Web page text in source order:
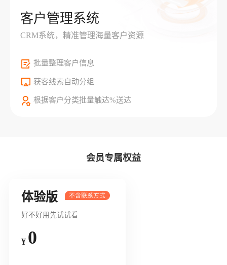
客户管理系统
CRM系统，精准管理海量客户资源
批量整理客户信息
获客线索自动分组
根据客户分类批量触达%送达
会员专属权益
体验版
好不好用先试试看
¥ 0